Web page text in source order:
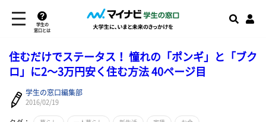
学生の
窓口とは
住むだけでステータス！ 憧れの「ポンギ」と「ブク
ロ」に2～3万円安く住む方法 40ページ目
学生の窓口編集部
2016/02/19